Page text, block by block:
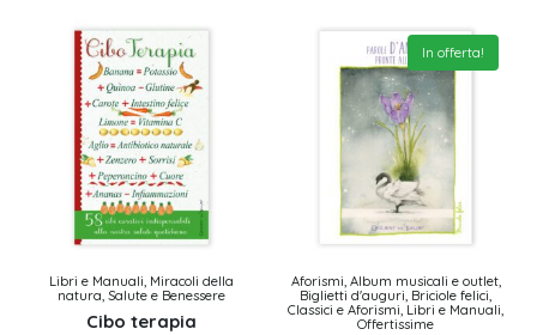
Libri e Manuali, Miracoli della
natura, Salute e Benessere
Cibo terapia
In offerta!
Aforismi, Album musicali e outlet,
Biglietti d'auguri, Briciole felici,
Classici e Aforismi, Libri e Manuali,
Offertissime